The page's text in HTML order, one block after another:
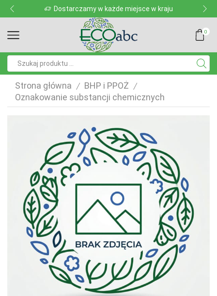
Dostarczamy w każde miejsce w kraju
0
Strona główna / BHP i PPOŻ /
Oznakowanie substancji chemicznych